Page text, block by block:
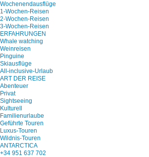
Wochenendausflüge
1-Wochen-Reisen
2-Wochen-Reisen
3-Wochen-Reisen
ERFAHRUNGEN
Whale watching
Weinreisen
Pinguine
Skiausflüge
All-inclusive-Urlaub
ART DER REISE
Abenteuer
Privat
Sightseeing
Kulturell
Familienurlaube
Geführte Touren
Luxus-Touren
Wildnis-Touren
ANTARCTICA
+34 951 637 702